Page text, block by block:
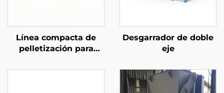
Línea compacta de
pelletización para
postconsumo
Desgarrador de doble
eje